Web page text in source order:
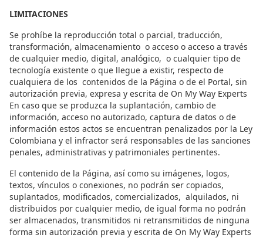
LIMITACIONES
Se prohíbe la reproducción total o parcial, traducción,
transformación, almacenamiento o acceso o acceso a través
de cualquier medio, digital, analógico, o cualquier tipo de
tecnología existente o que llegue a existir, respecto de
cualquiera de los contenidos de la Página o de el Portal, sin
autorización previa, expresa y escrita de On My Way Experts
En caso que se produzca la suplantación, cambio de
información, acceso no autorizado, captura de datos o de
información estos actos se encuentran penalizados por la Ley
Colombiana y el infractor será responsables de las sanciones
penales, administrativas y patrimoniales pertinentes.
El contenido de la Página, así como su imágenes, logos,
textos, vínculos o conexiones, no podrán ser copiados,
suplantados, modificados, comercializados, alquilados, ni
distribuidos por cualquier medio, de igual forma no podrán
ser almacenados, transmitidos ni retransmitidos de ninguna
forma sin autorización previa y escrita de On My Way Experts